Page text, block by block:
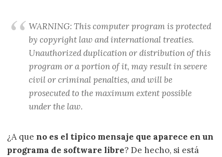
WARNING: This computer program is protected
by copyright law and international treaties.
Unauthorized duplication or distribution of this
program or a portion of it, may result in severe
civil or criminal penalties, and will be
prosecuted to the maximum extent possible
under the law.
¿A queno es el tipico mensaje que aparece en un
programa de software libre? De hecho, si está